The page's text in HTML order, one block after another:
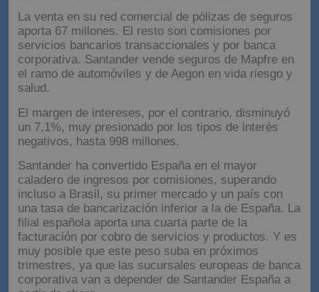
La venta en su red comercial de pólizas de seguros
aporta 67 millones. El resto son comisiones por
servicios bancarios transaccionales y por banca
corporativa. Santander vende seguros de Mapfre en
el ramo de automóviles y de Aegon en vida riesgo y
salud.
El margen de intereses, por el contrario, disminuyó
un 7,1%, muy presionado por los tipos de interés
negativos, hasta 998 millones.
Santander ha convertido España en el mayor
caladero de ingresos por comisiones, superando
incluso a Brasil, su primer mercado y un país con
una tasa de bancarización inferior a la de España. La
filial española aporta una cuarta parte de la
facturación por cobro de servicios y productos. Y es
muy posible que este peso suba en próximos
trimestres, ya que las sucursales europeas de banca
corporativa van a depender de Santander España a